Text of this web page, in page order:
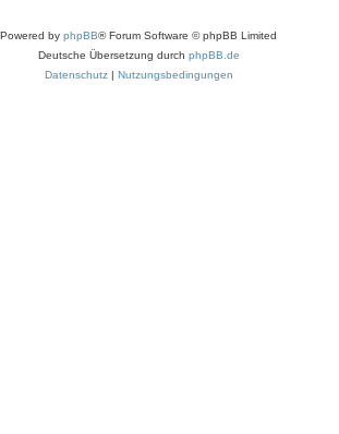
Powered by phpBB® Forum Software © phpBB Limited
Deutsche Übersetzung durch phpBB.de
Datenschutz| Nutzungsbedingungen